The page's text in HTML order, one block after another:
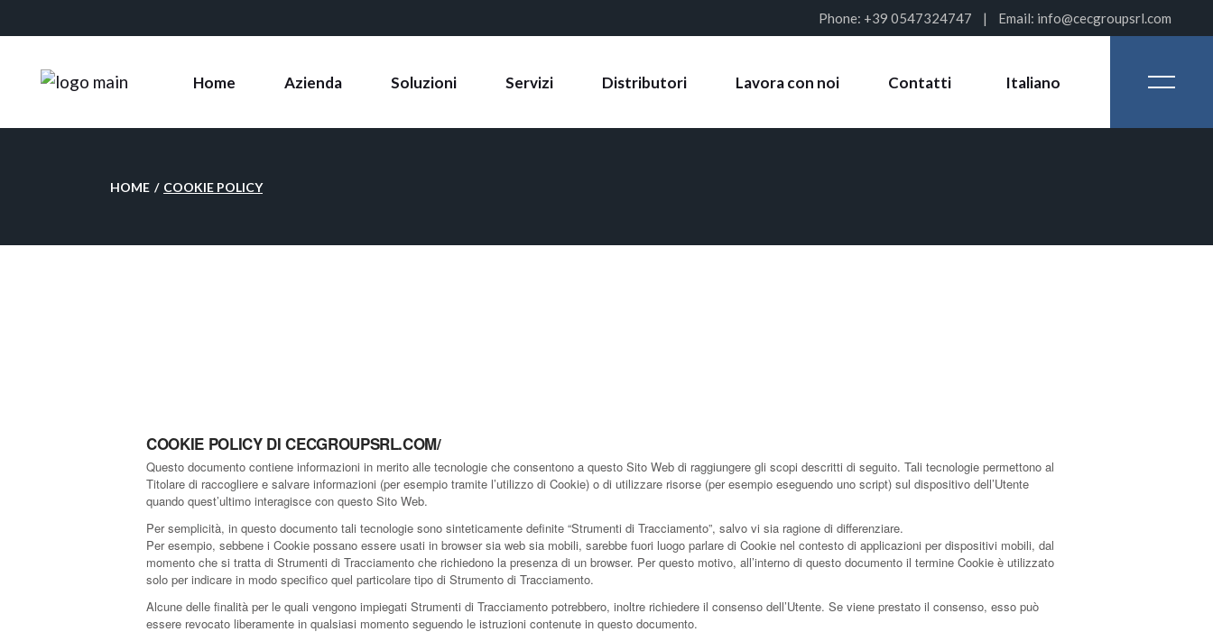
Phone: +39 0547324747 Email: info@cecgroupsrl.com
Home Azienda Soluzioni
Macchine Mobili
Servizi Distributori Lavora con noi Contatti Italiano
Macchine Semi-
HOME COOKIE POLICY
COOKIE POLICY DI CECGROUPSRL.COM/
Questo documento contiene informazioni in merito alle tecnologie che consentono a questo Sito Web di raggiungere gli scopi descritti di seguito. Tali tecnologie permettono al
Titolare di raccogliere e salvare informazioni (per esempio tramite l’utilizzo di Cookie) o di utilizzare risorse (per esempio eseguendo uno script) sul dispositivo dell’Utente
quando quest’ultimo interagisce con questo Sito Web.
Per semplicità, in questo documento tali tecnologie sono sinteticamente definite “Strumenti di Tracciamento”, salvo vi sia ragione di differenziare.
Per esempio, sebbene i Cookie possano essere usati in browser sia web sia mobili, sarebbe fuori luogo parlare di Cookie nel contesto di applicazioni per dispositivi mobili, dal
momento che si tratta di Strumenti di Tracciamento che richiedono la presenza di un browser. Per questo motivo, all’interno di questo documento il termine Cookie è utilizzato
solo per indicare in modo specifico quel particolare tipo di Strumento di Tracciamento.
Alcune delle finalità per le quali vengono impiegati Strumenti di Tracciamento potrebbero, inoltre richiedere il consenso dell’Utente. Se viene prestato il consenso, esso può
essere revocato liberamente in qualsiasi momento seguendo le istruzioni contenute in questo documento.